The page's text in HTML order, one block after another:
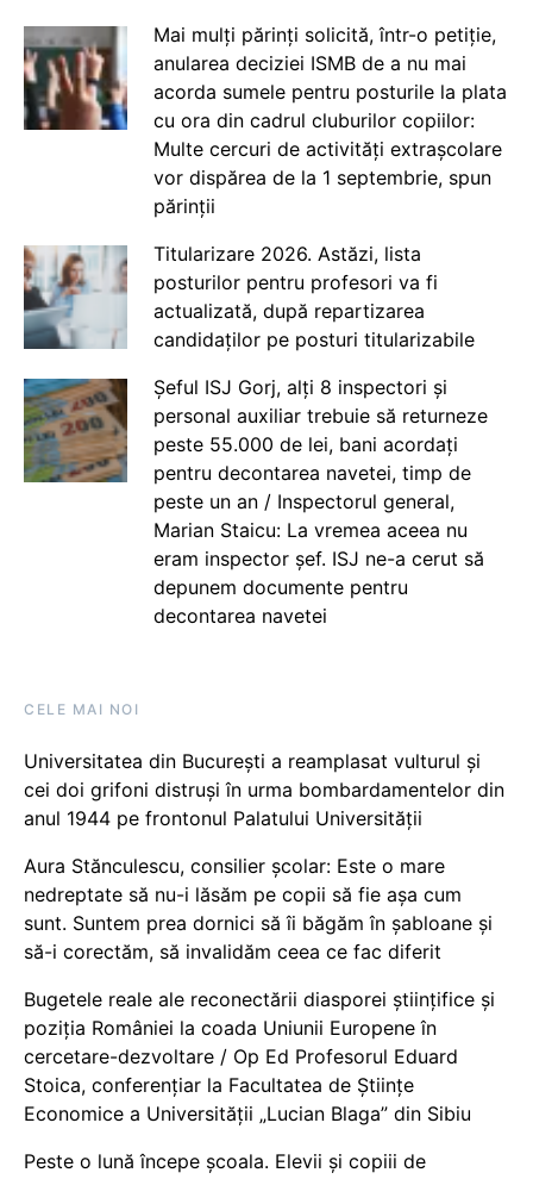
Mai mulți părinți solicită, într-o petiție,
anularea deciziei ISMB de a nu mai
acorda sumele pentru posturile la plata
cu ora din cadrul cluburilor copiilor:
Multe cercuri de activități extrașcolare
vor dispărea de la 1 septembrie, spun
părinții
Titularizare 2026. Astăzi, lista
posturilor pentru profesori va fi
actualizată, după repartizarea
candidaților pe posturi titularizabile
Șeful ISJ Gorj, alți 8 inspectori și
personal auxiliar trebuie să returneze
peste 55.000 de lei, bani acordați
pentru decontarea navetei, timp de
peste un an / Inspectorul general,
Marian Staicu: La vremea aceea nu
eram inspector șef. ISJ ne-a cerut să
depunem documente pentru
decontarea navetei
CELE MAI NOI
Universitatea din București a reamplasat vulturul și
cei doi grifoni distruși în urma bombardamentelor din
anul 1944 pe frontonul Palatului Universității
Aura Stănculescu, consilier școlar: Este o mare
nedreptate să nu-i lăsăm pe copii să fie așa cum
sunt. Suntem prea dornici să îi băgăm în șabloane și
să-i corectăm, să invalidăm ceea ce fac diferit
Bugetele reale ale reconectării diasporei științifice și
poziția României la coada Uniunii Europene în
cercetare-dezvoltare / Op Ed Profesorul Eduard
Stoica, conferențiar la Facultatea de Științe
Economice a Universității „Lucian Blaga” din Sibiu
Peste o lună începe școala. Elevii și copiii de